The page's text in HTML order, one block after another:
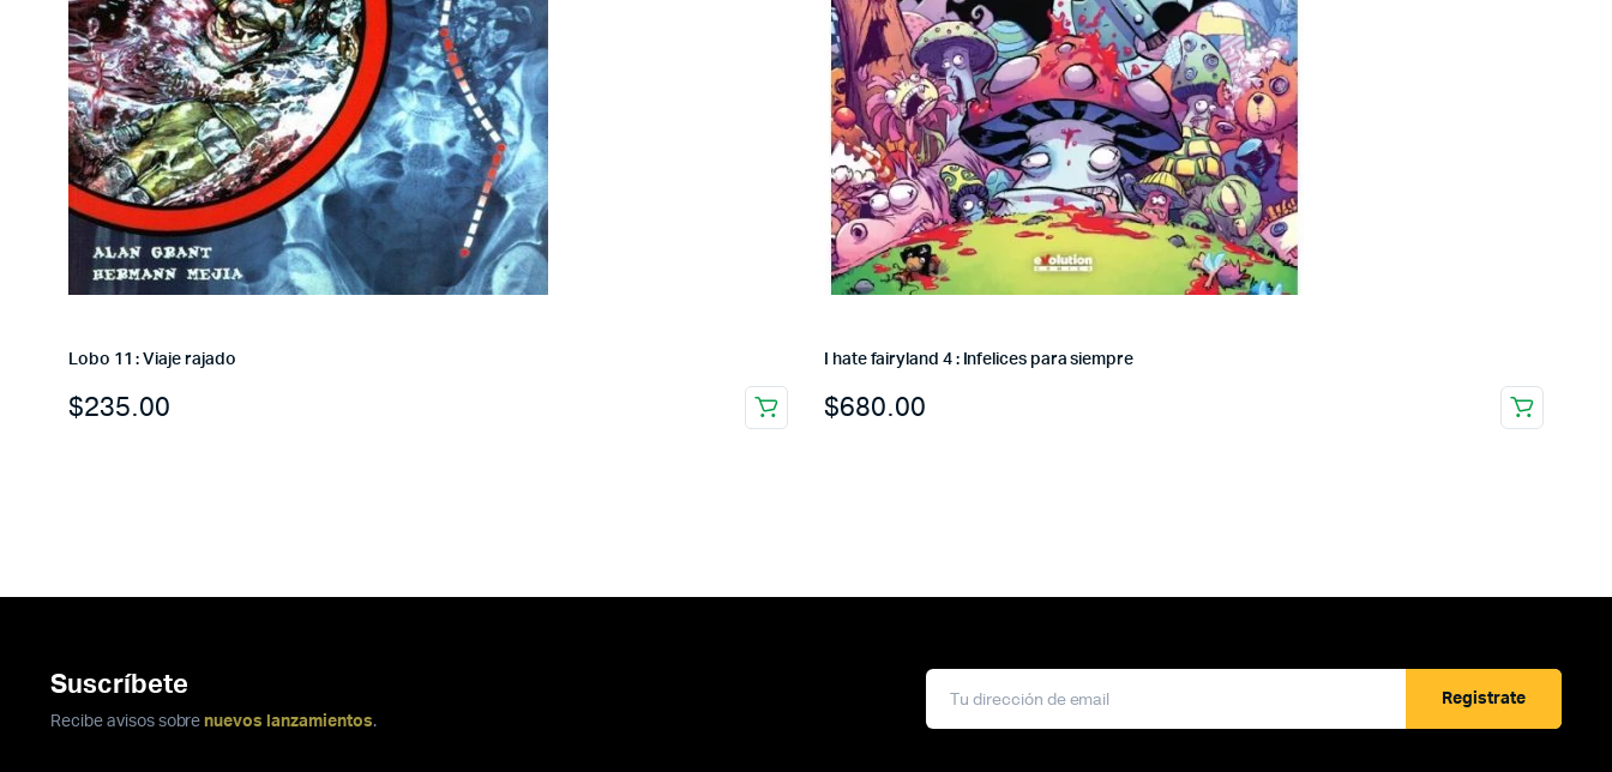
Lobo 11 : Viaje rajado
$235.00
I hate fairyland 4 : Infelices para siempre
$680.00
Suscríbete
Recibe avisos sobre nuevos lanzamientos.
Registrate